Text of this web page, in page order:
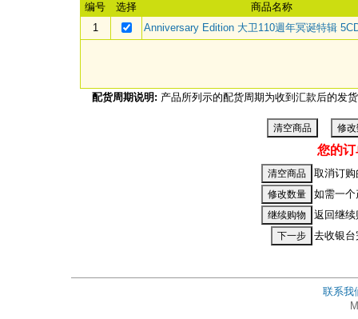
编号 选择
商品名称
1
Anniversary Edition 大卫110週年冥诞特辑
配货周期说明: 产品所列示的配货周期为收到汇款后的发
您的
取消订购
如需一
返回继续
去收银
联系我